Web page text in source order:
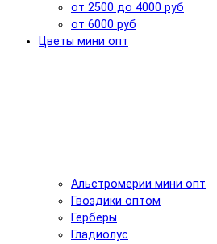
от 2500 до 4000 руб
от 6000 руб
Цветы мини опт
Альстромерии мини опт
Гвоздики оптом
Герберы
Гладиолус